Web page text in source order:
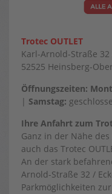
Trotec OUTLET
Karl-Arnold-Straße
52525 Heinsberg-
Öffnungszeiten:
| Samstag:
Ihre Anfahrt zum
Ganz in der Nähe
auch das Trotec
An der stark
Arnold-Straße 32 /
Parkmöglichkeiten